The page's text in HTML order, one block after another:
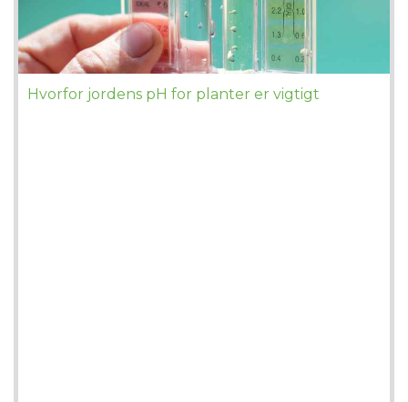
Hvorfor jordens pH for planter er vigtigt